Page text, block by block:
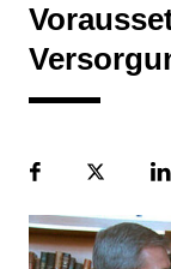
FacebookPlattform